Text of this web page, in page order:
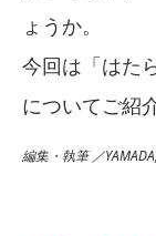
ょうか。
今回は「はた
についてご紹
編集・執筆 ／